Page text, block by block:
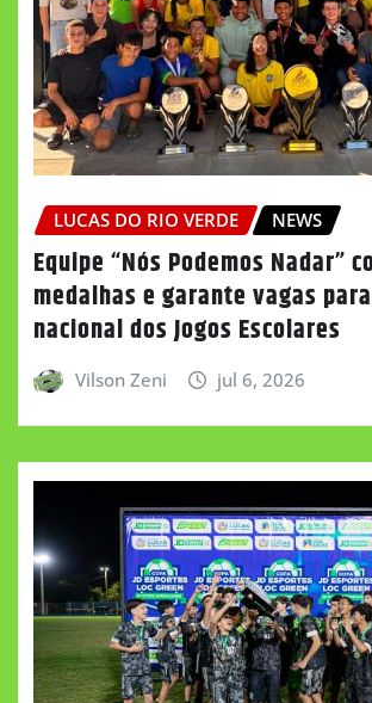
LUCAS DO RIO VERDE NEWS
Equipe “Nós Podemos Nadar”
medalhas e garante vagas
nacional dos Jogos Escolares
Vilson Zeni jul 6, 2026